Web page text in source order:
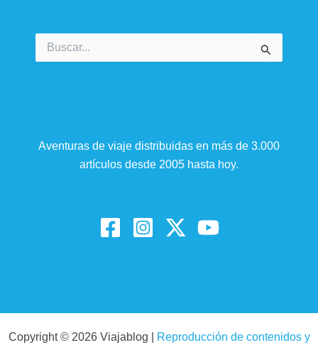
por:
Aventuras de viaje distribuidas en más de 3.000
artículos desde 2005 hasta hoy.
Copyright © 2026 Viajablog |
Reproducción de contenidos y